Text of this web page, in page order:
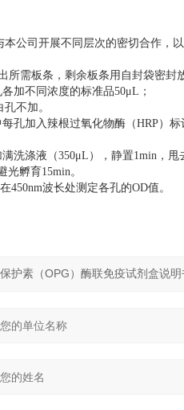
公司开展不同层次的密切合作，
所需板条，剩余板条用自封袋密封
加不同浓度的标准品50μL；
不加。
孔加入辣根过氧化物酶（HRP）
洗涤液（350μL），静置1min，
孵育15min。
450nm波长处测定各孔的OD值。